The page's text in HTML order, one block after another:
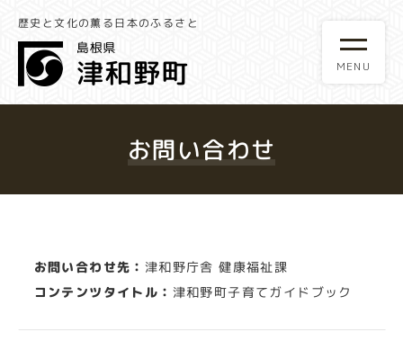
歴史と文化の薫る日本のふるさと
お問い合わせ
お問い合わせ先： 津和野庁舎 健康福祉課
コンテンツタイトル： 津和野町子育てガイドブック